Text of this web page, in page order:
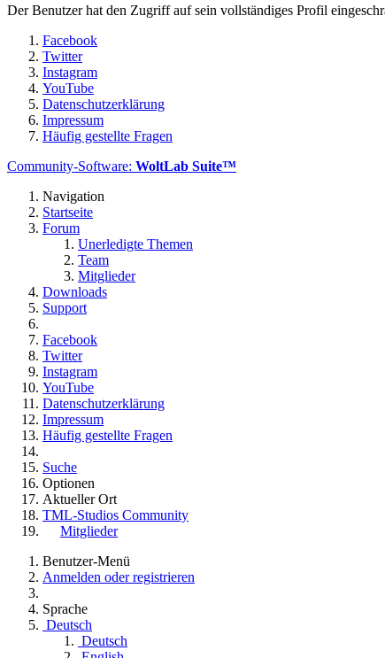
Der Benutzer hat den Zugriff auf sein vollständiges Profil
Facebook
Twitter
Instagram
YouTube
Datenschutzerklärung
Impressum
Häufig gestellte Fragen
Community-Software: WoltLab Suite™
Navigation
Startseite
Forum
Unerledigte Themen
Team
Mitglieder
Downloads
Support
Facebook
Twitter
Instagram
YouTube
Datenschutzerklärung
Impressum
Häufig gestellte Fragen
Suche
Optionen
Aktueller Ort
TML-Studios Community
Mitglieder
Benutzer-Menü
Anmelden oder registrieren
Sprache
Deutsch
Deutsch